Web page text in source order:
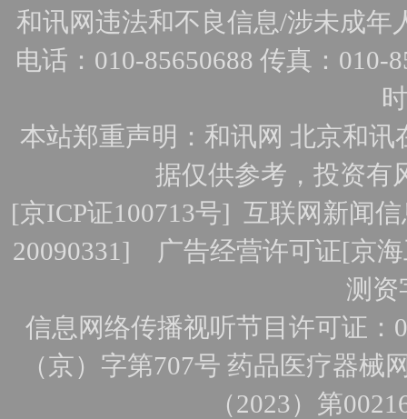
和讯网违法和不良信息/涉未成年
电话：010-85650688 传真：010-
本站郑重声明：和讯网 北京和
据仅供参考，投资有
[京ICP证100713号]互联网新闻
20090331] 广告经营许可证[京
测资
信息网络传播视听节目许可证：
（京）字第707号 药品医疗器械
（2023）第